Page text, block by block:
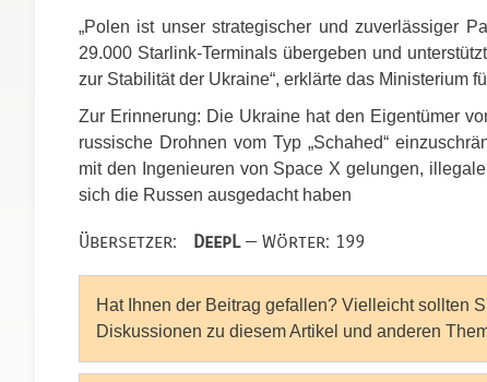
„Polen ist unser strategischer und zuverlässiger
29.000 Starlink-Terminals übergeben und
zur Stabilität der Ukraine“, erklärte das Ministerium
Zur Erinnerung: Die Ukraine hat den Eigentümer
russische Drohnen vom Typ „Schahed“
mit den Ingenieuren von Space X gelungen,
sich die Russen ausgedacht haben
Übersetzer: DeepL— Wörter: 199
Hat Ihnen der Beitrag gefallen? Vielleicht sollten
Diskussionen zu diesem Artikel und anderen